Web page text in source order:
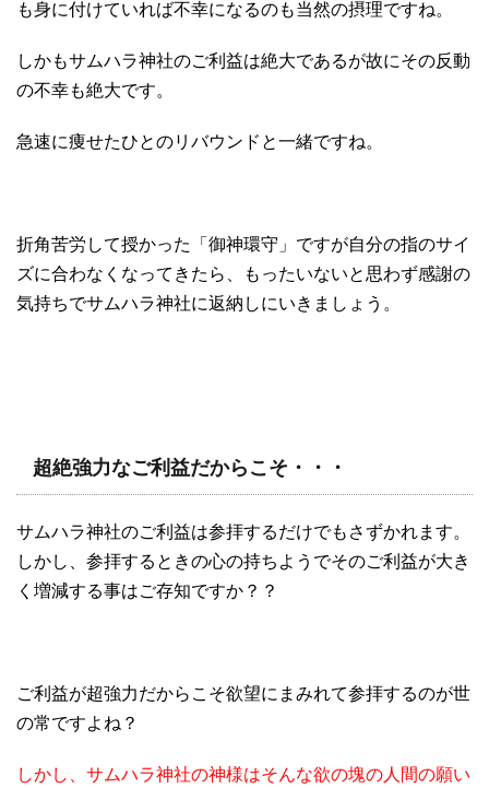
も身に付けていれば不幸になるのも当然の摂理ですね。
しかもサムハラ神社のご利益は絶大であるが故にその反動
の不幸も絶大です。
急速に痩せたひとのリバウンドと一緒ですね。
折角苦労して授かった「御神環守」ですが自分の指のサイ
ズに合わなくなってきたら、もったいないと思わず感謝の
気持ちでサムハラ神社に返納しにいきましょう。
超絶強力なご利益だからこそ・・・
サムハラ神社のご利益は参拝するだけでもさずかれます。
しかし、参拝するときの心の持ちようでそのご利益が大き
く増減する事はご存知ですか？？
ご利益が超強力だからこそ欲望にまみれて参拝するのが世
の常ですよね？
しかし、サムハラ神社の神様はそんな欲の塊の人間の願い